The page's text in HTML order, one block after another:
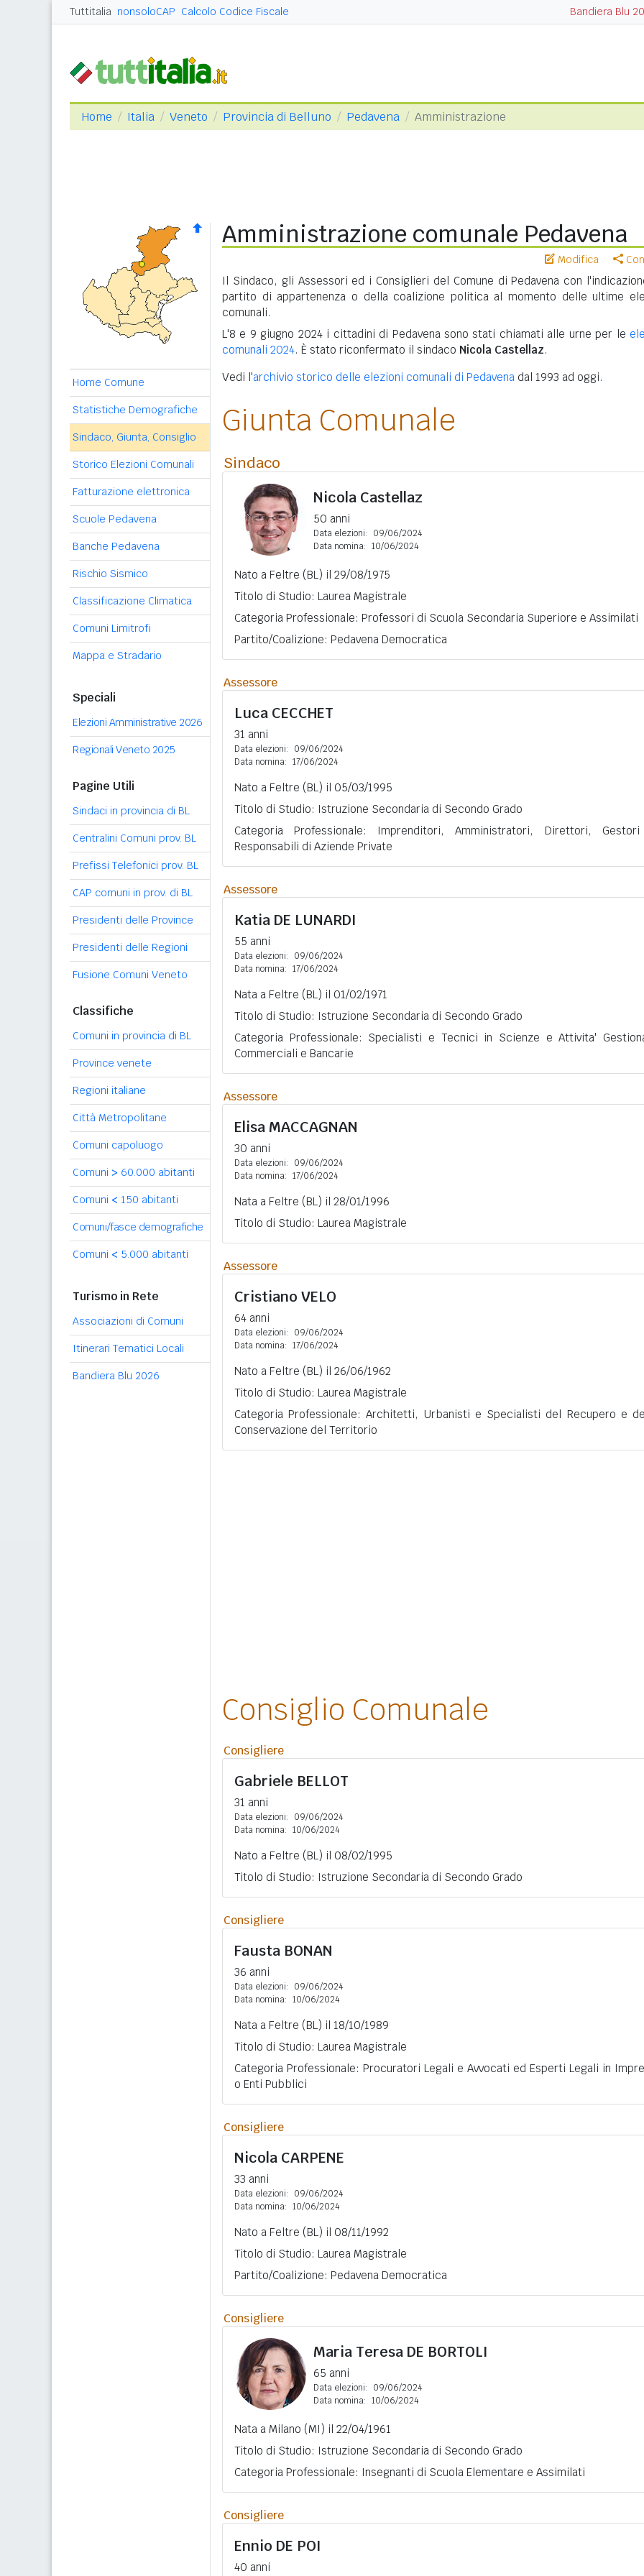
Tuttitalia nonsoloCAP Calcolo Codice Fiscale Bandiera Blu
Home Italia Veneto Provincia di Belluno Pedavena Amministrazione
Home Comune
Statistiche Demografiche
Sindaco, Giunta, Consiglio
Storico Elezioni Comunali
Fatturazione elettronica
Scuole Pedavena
Banche Pedavena
Rischio Sismico
Classificazione Climatica
Comuni Limitrofi
Mappa e Stradario
Speciali
Elezioni Amministrative 2026
Regionali Veneto 2025
Pagine Utili
Sindaci in provincia di BL
Centralini Comuni prov. BL
Prefissi Telefonici prov. BL
CAP comuni in prov. di BL
Presidenti delle Province
Presidenti delle Regioni
Fusione Comuni Veneto
Classifiche
Comuni in provincia di BL
Province venete
Regioni italiane
Città Metropolitane
Comuni capoluogo
Comuni > 60.000 abitanti
Comuni < 150 abitanti
Comuni/fasce demografiche
Comuni < 5.000 abitanti
Turismo in Rete
Associazioni di Comuni
Itinerari Tematici Locali
Bandiera Blu 2026
Amministrazione comunale Pedavena
Modifica
Il Sindaco, gli Assessori ed i Consiglieri del Comune di Pedavena con
partito di appartenenza o della coalizione politica al momento delle ultime
comunali.
L'8 e 9 giugno 2024 i cittadini di Pedavena sono stati chiamati alle urne per le
comunali 2024. È stato riconfermato il sindaco Nicola Castellaz.
Vedi l'archivio storico delle elezioni comunali di Pedavena dal 1993 ad oggi.
Giunta Comunale
Sindaco
Nicola Castellaz
50 anni
Data elezioni:
09/06/2024
Data nomina: 10/06/2024
Nato a Feltre (BL) il 29/08/1975
Titolo di Studio: Laurea Magistrale
Categoria Professionale: Professori di Scuola Secondaria Superiore e Assimilati
Partito/Coalizione: Pedavena Democratica
Assessore
Luca CECCHET
31 anni
Data elezioni:
09/06/2024
Data nomina: 17/06/2024
Nato a Feltre (BL) il 05/03/1995
Titolo di Studio: Istruzione Secondaria di Secondo Grado
Categoria Professionale: Imprenditori, Amministratori, Direttori,
Responsabili di Aziende Private
Assessore
Katia DE LUNARDI
55 anni
Data elezioni:
09/06/2024
Data nomina: 17/06/2024
Nata a Feltre (BL) il 01/02/1971
Titolo di Studio: Istruzione Secondaria di Secondo Grado
Categoria Professionale: Specialisti e Tecnici in Scienze e Attivita'
Commerciali e Bancarie
Assessore
Elisa MACCAGNAN
30 anni
Data elezioni:
09/06/2024
Data nomina: 17/06/2024
Nata a Feltre (BL) il 28/01/1996
Titolo di Studio: Laurea Magistrale
Assessore
Cristiano VELO
64 anni
Data elezioni:
09/06/2024
Data nomina: 17/06/2024
Nato a Feltre (BL) il 26/06/1962
Titolo di Studio: Laurea Magistrale
Categoria Professionale: Architetti, Urbanisti e Specialisti del Recupero e
Conservazione del Territorio
Consiglio Comunale
Consigliere
Gabriele BELLOT
31 anni
Data elezioni:
09/06/2024
Data nomina: 10/06/2024
Nato a Feltre (BL) il 08/02/1995
Titolo di Studio: Istruzione Secondaria di Secondo Grado
Consigliere
Fausta BONAN
36 anni
Data elezioni:
09/06/2024
Data nomina: 10/06/2024
Nata a Feltre (BL) il 18/10/1989
Titolo di Studio: Laurea Magistrale
Categoria Professionale: Procuratori Legali e Avvocati ed Esperti Legali in
o Enti Pubblici
Consigliere
Nicola CARPENE
33 anni
Data elezioni:
09/06/2024
Data nomina: 10/06/2024
Nato a Feltre (BL) il 08/11/1992
Titolo di Studio: Laurea Magistrale
Partito/Coalizione: Pedavena Democratica
Consigliere
Maria Teresa DE BORTOLI
65 anni
Data elezioni:
09/06/2024
Data nomina: 10/06/2024
Nata a Milano (MI) il 22/04/1961
Titolo di Studio: Istruzione Secondaria di Secondo Grado
Categoria Professionale: Insegnanti di Scuola Elementare e Assimilati
Consigliere
Ennio DE POI
40 anni